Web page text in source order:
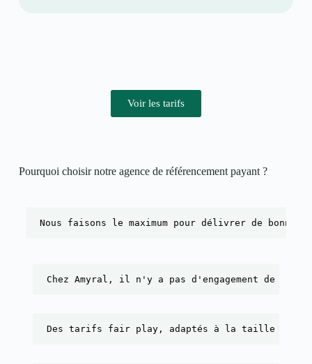
Voir les tarifs
Pourquoi choisir notre agence de référencement payant ?​
Nous faisons le maximum pour délivrer de bonnes
Chez Amyral, il n'y a pas d'engagement de durée
Des tarifs fair play, adaptés à la taille de